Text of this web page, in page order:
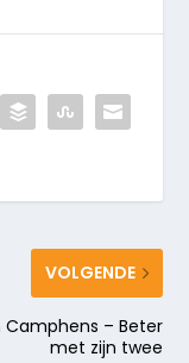
VOLGENDE
Camphens – Beter
met zijn twee